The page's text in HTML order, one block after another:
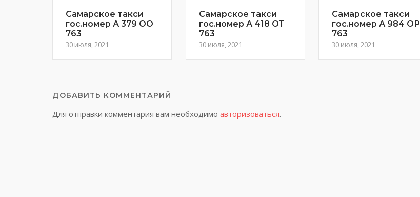
Самарское такси
гос.номер А 379 ОО
763
30 июля, 2021
Самарское такси
гос.номер А 418 ОТ
763
30 июля, 2021
Самарское такси
гос.номер А 984 ОР
763
30 июля, 2021
ДОБАВИТЬ КОММЕНТАРИЙ
Для отправки комментария вам необходимо авторизоваться.